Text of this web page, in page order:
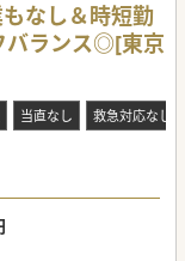
なし＆時短勤
バランス◎[東京
当直なし 救急対応なし